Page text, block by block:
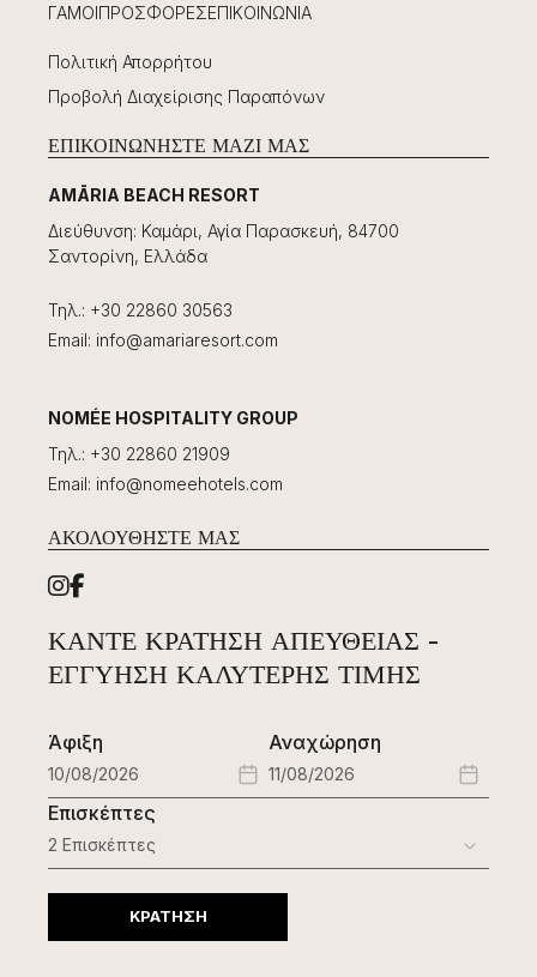
ΓΆΜΟΙΠΡΟΣΦΟΡΈΣΕΠΙΚΟΙΝΩΝΊΑ
Πολιτική Απορρήτου
Προβολή Διαχείρισης Παραπόνων
ΕΠΙΚΟΙΝΩΝΉΣΤΕ ΜΑΖΊ ΜΑΣ
AMĀRIA BEACH RESORT
Διεύθυνση: Καμάρι, Αγία Παρασκευή, 84700
Σαντορίνη, Ελλάδα
Τηλ.: +30 22860 30563
Email: info@amariaresort.com
NOMÉE HOSPITALITY GROUP
Τηλ.: +30 22860 21909
Email: info@nomeehotels.com
ΑΚΟΛΟΥΘΉΣΤΕ ΜΑΣ
ΚΆΝΤΕ ΚΡΆΤΗΣΗ ΑΠΕΥΘΕΊΑΣ -
ΕΓΓΎΗΣΗ ΚΑΛΎΤΕΡΗΣ ΤΙΜΉΣ
Άφιξη Αναχώρηση
Επισκέπτες
ΚΡΑΤΗΣΗ